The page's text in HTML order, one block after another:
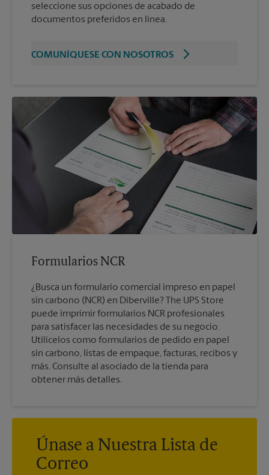
seleccione sus opciones de acabado de
documentos preferidos en línea.
COMUNÍQUESE CON NOSOTROS
Formularios NCR
¿Busca un formulario comercial impreso en papel
sin carbono (NCR) en Diberville? The UPS Store
puede imprimir formularios NCR profesionales
para satisfacer las necesidades de su negocio.
Utilícelos como formularios de pedido en papel
sin carbono, listas de empaque, facturas, recibos y
más. Consulte al asociado de la tienda para
obtener más detalles.
Únase a Nuestra Lista de
Correo